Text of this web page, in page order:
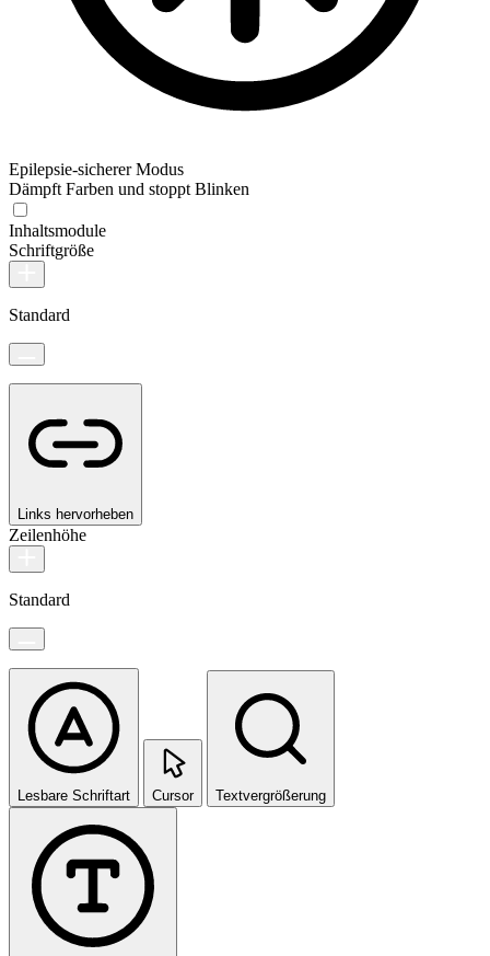
Epilepsie-sicherer Modus
Dämpft Farben und stoppt Blinken
Inhaltsmodule
Schriftgröße
Standard
Links hervorheben
Zeilenhöhe
Standard
Lesbare Schriftart Cursor Textvergrößerung